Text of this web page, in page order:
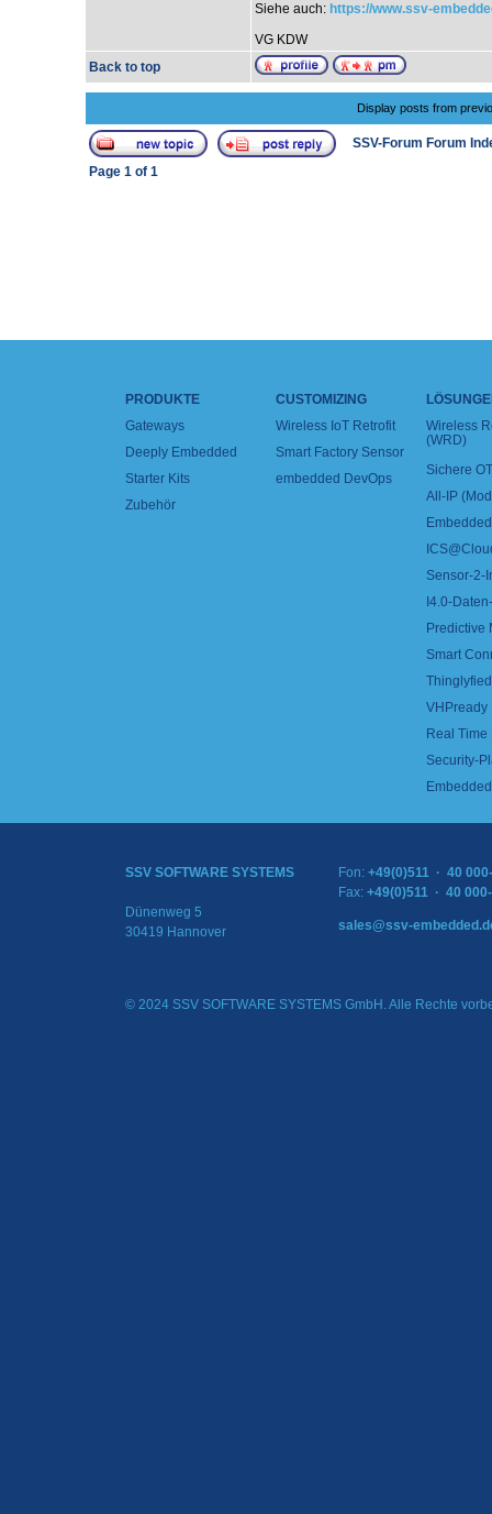
Siehe auch: https://www.ssv-
VG KDW
Back to top
Display posts from
SSV-Forum Forum
Page 1of 1
PRODUKTE
Gateways
Deeply Embedded
Starter Kits
Zubehör
CUSTOMIZING
Wireless IoT Retrofit
Smart Factory Sensor
embedded DevOps
Wireless
(WRD)
Sichere
All-IP
Sensor-2-
I4.0-
Predictive
Smart
VHPready
Real
Security-
SSV SOFTWARE SYSTEMS
Dünenweg 5
30419 Hannover
Fon: +49(0)511 · 40
Fax: +49(0)511 · 40
sales@ssv-
© 2024 SSV SOFTWARE SYSTEMS GmbH. Alle Rechte